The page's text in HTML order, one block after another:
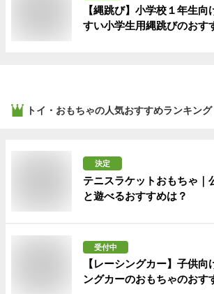
【縄跳び】小学校１年生向
すい小学生用縄跳びのおす
トイ・おもちゃの人気おすすめランキング
決定
テニスラケットおもちゃ｜
と遊べるおすすめは？
受付中
【レーシングカー】子供向
ングカーのおもちゃのおす